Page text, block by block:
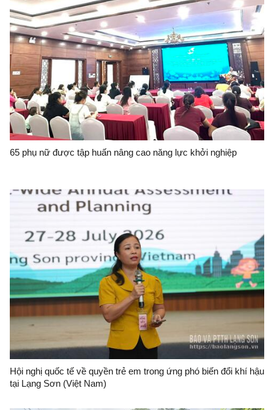
65 phụ nữ được tập huấn nâng cao năng lực khởi nghiệp
Hội nghị quốc tế về quyền trẻ em trong ứng phó biến đổi khí hậu
tại Lạng Sơn (Việt Nam)